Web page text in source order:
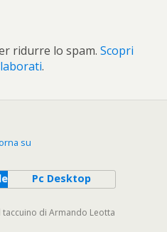
ridurre lo spam. Scopri
.
su
Pc Desktop
di Armando Leotta